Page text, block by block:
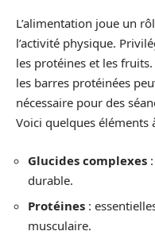
L’alimentation joue un
l’activité physique.
les protéines et les
les barres protéinées
nécessaire pour des
Voici quelques
Glucides complexes
durable.
Protéines :
musculaire.